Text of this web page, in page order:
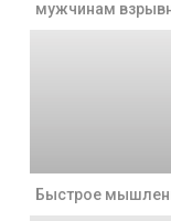
мужчинам
Быстрое